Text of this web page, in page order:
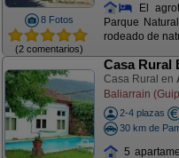
8 Fotos
(2 comentarios)
El
Parque
rodeado de
Casa Rural
Casa Rural en
Baliarrain
2-4 plazas
30 km de
5